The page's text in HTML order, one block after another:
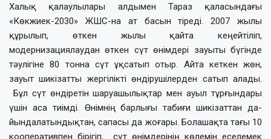
Халық қалаулылары алдымен Тараз қаласындағы
«Көкжиек-2030» ЖШС-на ат басын тіреді. 2007 жылы
құрылып, өткен жылы қайта кеңейтіліп,
модернизациялаудан өткен сүт өнімдері зауыты бүгінде
тәулігіне 80 тонна сүт ұқсатып отыр. Айта кеткен жөн,
зауыт ши­кізатты жергілікті өндірушілер­ден сатып алады.
Бұл сүт өндіретін шар­уа­шылықтар мен ауыл тұрғындары
үшін аса тиімді. Өнім­нің барлығы табиғи шикізаттан да­
йындалатындықтан, сапасы да жоғары. Болашақта тағы 10
кооперативпен бірігіп, сүт өнімдерінің көлемін еселемек